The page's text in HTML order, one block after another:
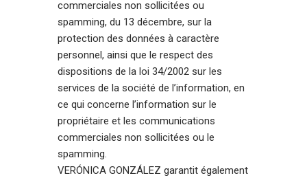
commerciales non sollicitées ou
spamming, du 13 décembre, sur la
protection des données à caractère
personnel, ainsi que le respect des
dispositions de la loi 34/2002 sur les
services de la société de l’information, en
ce qui concerne l’information sur le
propriétaire et les communications
commerciales non sollicitées ou le
spamming.
VERÓNICA GONZÁLEZ garantit également